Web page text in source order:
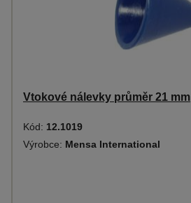
Vtokové nálevky průměr 21 mm
Kód: 12.1019
Výrobce: Mensa International